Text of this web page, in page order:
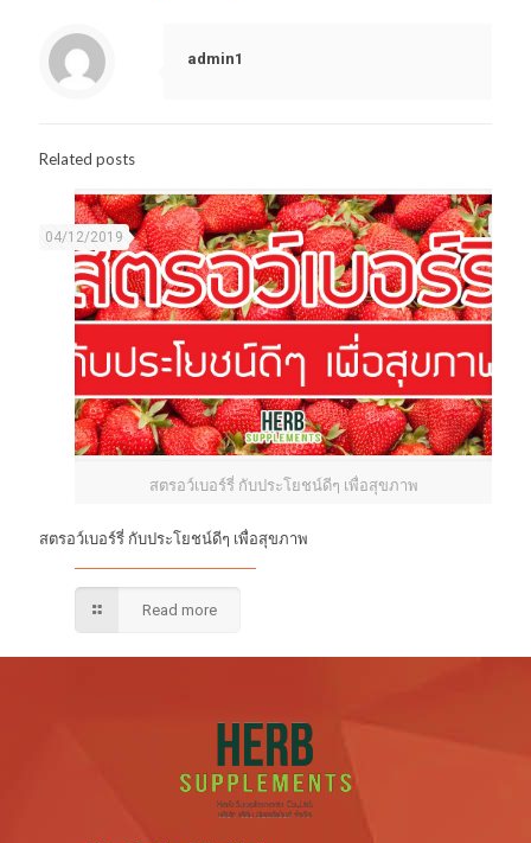
admin1
Related posts
สตรอว์เบอร์รี่ กับประโยชน์ดีๆ เพื่อสุขภาพ
04/12/2019
สตรอว์เบอร์รี่ กับประโยชน์ดีๆ เพื่อสุขภาพ
Read more